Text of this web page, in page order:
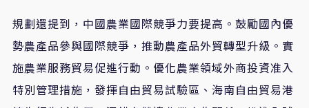
規劃還提到，中國農業國際競爭力要提高。鼓勵國內優
勢農產品參與國際競爭，推動農產品外貿轉型升級。實
施農業服務貿易促進行動。優化農業領域外商投資准入
特別管理措施，發揮自由貿易試驗區、海南自由貿易港